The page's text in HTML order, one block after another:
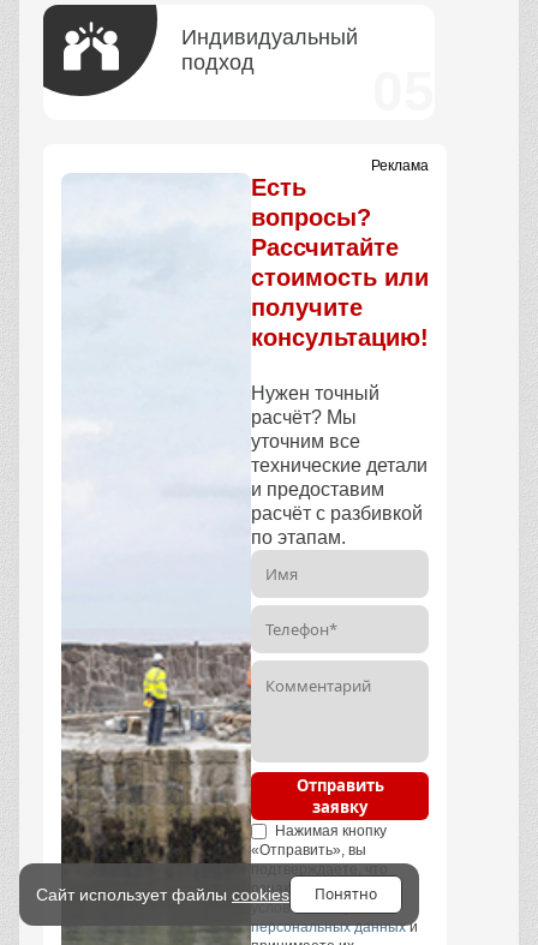
Индивидуальный
подход
Реклама
Есть
вопросы?
Рассчитайте
стоимость или
получите
консультацию!
Нужен точный
расчёт? Мы
уточним все
технические детали
и предоставим
расчёт с разбивкой
по этапам.
Отправить
заявку
Нажимая кнопку
«Отправить», вы
ознакомились с
условиями обработки
персональных данныхи
Сайт использует файлы cookies Понятно